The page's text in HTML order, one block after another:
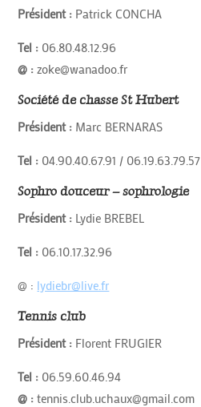
Président : Patrick CONCHA
Tel : 06.80.48.12.96
@ : zoke@wanadoo.fr
Société de chasse St Hubert
Président : Marc BERNARAS
Tel : 04.90.40.67.91 / 06.19.63.79.57
Sophro douceur – sophrologie
Président : Lydie BREBEL
Tel : 06.10.17.32.96
@ : lydiebr@live.fr
Tennis club
Président : Florent FRUGIER
Tel : 06.59.60.46.94
@ : tennis.club.uchaux@gmail.com